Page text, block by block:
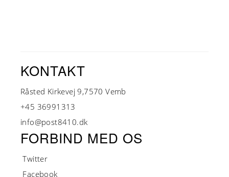
KONTAKT
Råsted Kirkevej 9,7570 Vemb
+45 36991313
info@post8410.dk
FORBIND MED OS
Twitter
Facebook